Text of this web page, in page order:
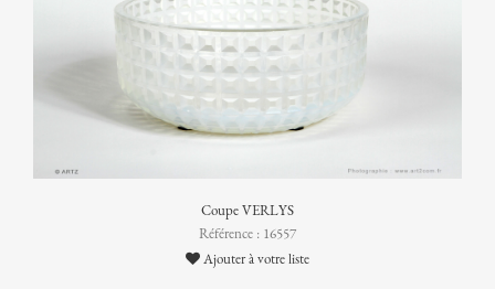
Coupe VERLYS
Référence : 16557
Ajouter à votre liste